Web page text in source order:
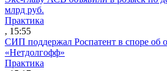
млрд руб.
Практика
, 15:55
СИП поддержал Роспатент в споре об
«Нетдолгофф»
Практика